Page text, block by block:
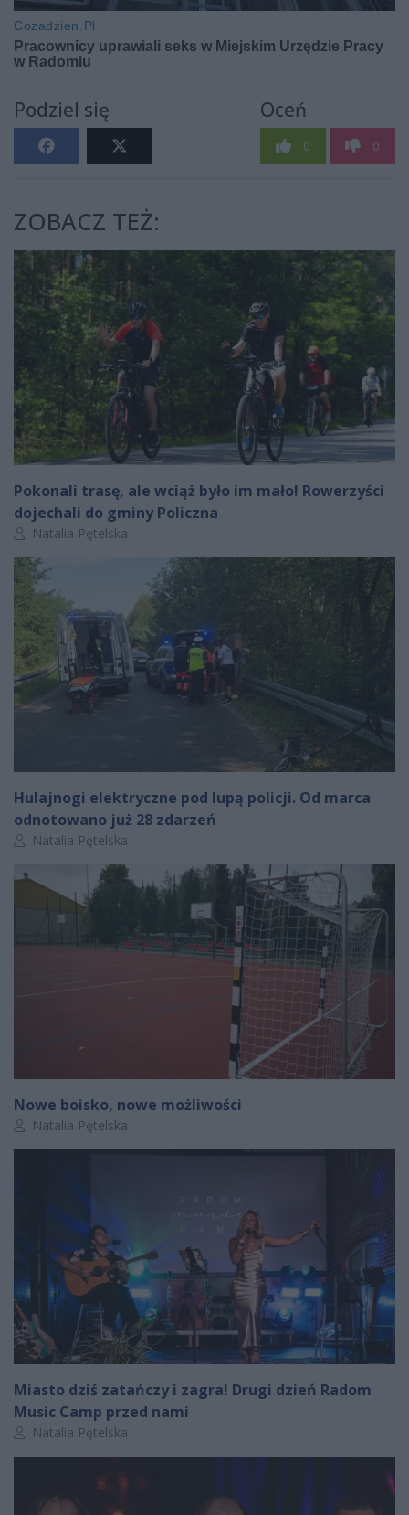
Podziel się Oceń
0 0
ZOBACZ TEŻ:
Pokonali trasę, ale wciąż było im mało! Rowerzyści
dojechali do gminy Policzna
Autor artykułu:
Natalia Pętelska
Hulajnogi elektryczne pod lupą policji. Od marca
odnotowano już 28 zdarzeń
Autor artykułu:
Natalia Pętelska
Nowe boisko, nowe możliwości
Autor artykułu:
Natalia Pętelska
Miasto dziś zatańczy i zagra! Drugi dzień Radom
Music Camp przed nami
Autor artykułu:
Natalia Pętelska